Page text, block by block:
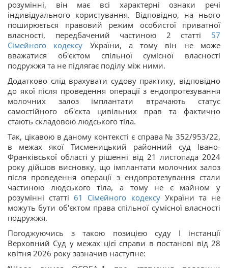
розумінні, він має всі характерні ознаки речі
індивідуального користування. Відповідно, на нього
поширюється правовий режим особистої приватної
власності, передбачений частиною 2 статті 57
Сімейного кодексу України, а тому він не може
вважатися об'єктом спільної сумісної власності
подружжя та не підлягає поділу між ними.
Додатково слід врахувати судову практику, відповідно
до якої після проведення операції з ендопротезування
молочних залоз імплантати втрачають статус
самостійного об'єкта цивільних прав та фактично
стають складовою людського тіла.
Так, цікавою в даному контексті є справа № 352/953/22,
в межах якої Тисменицький районний суд Івано-
Франківської області у рішенні від 21 листопада 2024
року дійшов висновку, що імплантати молочних залоз
після проведення операції з ендопротезування стали
частиною людського тіла, а тому не є майном у
розумінні статті 61 Сімейного кодексуУкраїни та не
можуть бути об'єктом права спільної сумісної власності
подружжя.
Погоджуючись з такою позицією суду І інстанції
Верховний Суд у межах цієї справи в постанові від 28
квітня 2026 року зазначив наступне: